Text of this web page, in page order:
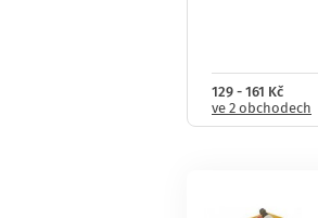
129 - 161 Kč
ve 2 obchodech